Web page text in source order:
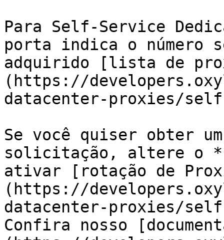
Para Self-Service
porta indica o número
adquirido [lista de
(https://
datacenter-proxies/
Se você quiser obter
solicitação, altere o
ativar [rotação de
(https://
datacenter-proxies/
Confira nosso